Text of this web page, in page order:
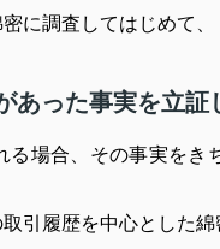
に調査してはじめて
あった事実を立証
る場合、その事実を
引履歴を中心とした綿